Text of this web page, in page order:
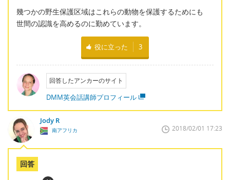
幾つかの野生保護区域はこれらの動物を保護するためにも
世間の認識を高めるのに勤めています。
役に立った 3
回答したアンカーのサイト
DMM英会話講師プロフィール
Jody R
南アフリカ 2018/02/01 17:23
回答